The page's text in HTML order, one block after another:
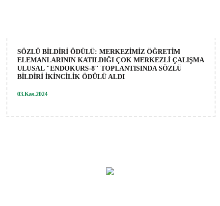
SÖZLÜ BİLDİRİ ÖDÜLÜ: MERKEZİMİZ ÖĞRETİM
ELEMANLARININ KATILDIĞI ÇOK MERKEZLİ ÇALIŞMA
ULUSAL "ENDOKURS-8" TOPLANTISINDA SÖZLÜ
BİLDİRİ İKİNCİLİK ÖDÜLÜ ALDI
03.Kas.2024